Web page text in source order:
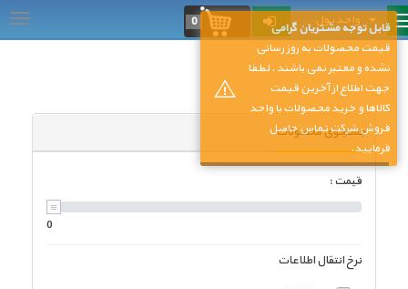
... واحد پول 0
جستجوی محصولات
قیمت :
0
نرخ انتقال اطلاعات
قابل توجه مشتریان گرامی
قیمت محصولات به روز رسانی
نشده و معتبر نمی باشند . لطفا
جهت اطلاع از آخرین قیمت
کالاها و خرید محصولات با واحد
فروش شرکت تماس حاصل
فرمایید.